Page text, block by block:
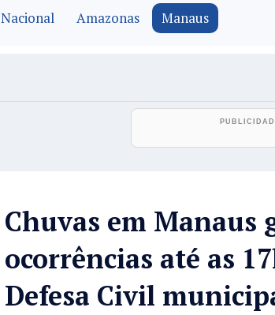
Nacional Amazonas Manaus
Chuvas em Manaus
ocorrências até as
Defesa Civil